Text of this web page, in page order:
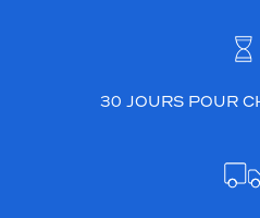
30 JOURS POUR